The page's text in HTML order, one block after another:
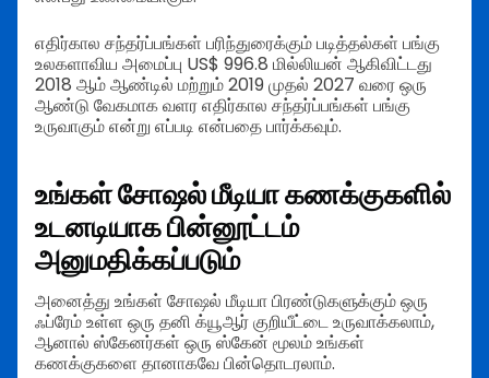
எதிர்கால சந்தர்ப்பங்கள் பரிந்துரைக்கும் படித்தல்கள் பங்கு
உலகளாவிய அமைப்பு US$ 996.8 மில்லியன் ஆகிவிட்டது
2018 ஆம் ஆண்டில் மற்றும் 2019 முதல் 2027 வரை ஒரு
ஆண்டு வேகமாக வளர எதிர்கால சந்தர்ப்பங்கள் பங்கு
உருவாகும் என்று எப்படி என்பதை பார்க்கவும்.
உங்கள் சோஷல் மீடியா கணக்குகளில்
உடனடியாக பின்னூட்டம்
அனுமதிக்கப்படும்
அனைத்து உங்கள் சோஷல் மீடியா பிரண்டுகளுக்கும் ஒரு
ஃப்ரேம் உள்ள ஒரு தனி க்யூஆர் குறியீட்டை உருவாக்கலாம்,
ஆனால் ஸ்கேனர்கள் ஒரு ஸ்கேன் மூலம் உங்கள்
கணக்குகளை தானாகவே பின்தொடரலாம்.